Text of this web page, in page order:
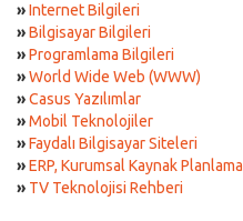
»Internet Bilgileri
»Bilgisayar Bilgileri
»Programlama Bilgileri
»World Wide Web (WWW)
»Casus Yazılımlar
»Mobil Teknolojiler
»Faydalı Bilgisayar Siteleri
»ERP, Kurumsal Kaynak Planlama
» TV Teknolojisi Rehberi